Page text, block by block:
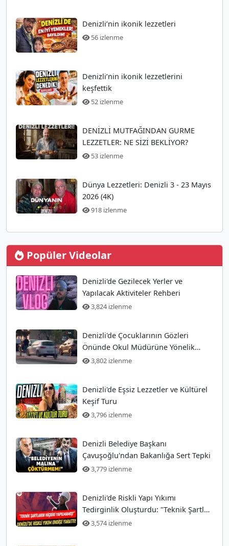
Denizli’nin ikonik lezzetleri
56 izlenme
Denizli’nin ikonik lezzetlerini
keşfettik
52 izlenme
DENİZLİ MUTFAĞINDAN GURME
LEZZETLER: NE SİZİ BEKLİYOR?
53 izlenme
Dünya Lezzetleri: Denizli 3 - 23 Mayıs
2026 (4K)
918 izlenme
Popüler Videolar
Denizli'de Gezilecek Yerler ve
Yapılacak Aktiviteler Rehberi
3,824 izlenme
Denizli'de Çocuklarının Gözleri
Önünde Okul Müdürüne Yönelik
Silahlı Saldırı Gerçekleşti
3,802 izlenme
Denizli'de Eşsiz Lezzetler ve Kültürel
Keşif Turu
3,796 izlenme
Denizli Belediye Başkanı
Çavuşoğlu'ndan Bakanlığa Sert Tepki
3,779 izlenme
Denizli'de Riskli Yapı Yıkımı
Tedirginlik Oluşturdu: "Teknik Şartlar
Hiç Yerine Getirilmedi!"
3,574 izlenme